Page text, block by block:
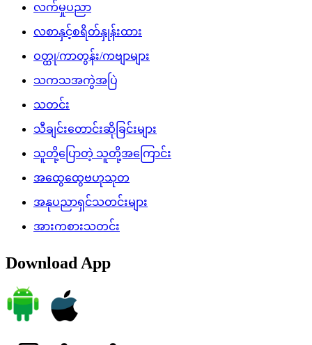
လက်မှုပညာ
လစာနှင့်စရိတ်နှုန်းထား
ဝတ္ထု/ကာတွန်း/ကဗျာများ
သကသအကွဲအပြဲ
သတင်း
သီချင်းတောင်းဆိုခြင်းများ
သူတို့ပြောတဲ့ သူတို့အကြောင်း
အထွေထွေဗဟုသုတ
အနုပညာရှင်သတင်းများ
အားကစားသတင်း
Download App